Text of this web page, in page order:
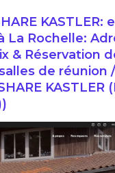
KASTLER:
La Rochelle:
& Réservation
de réunion
KASTLER